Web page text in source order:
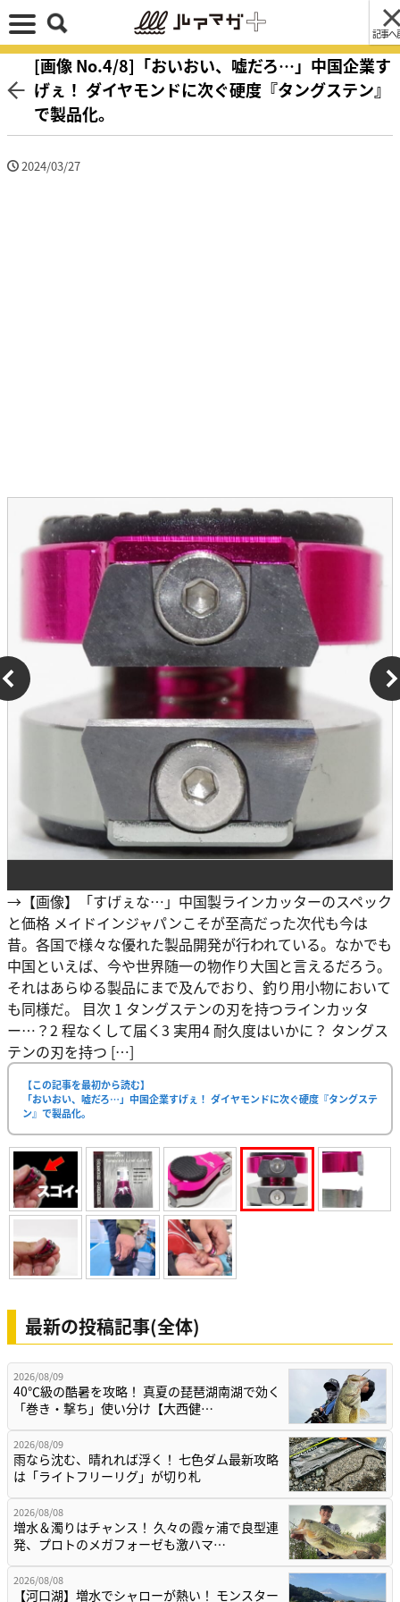
記事へ
[画像 No.4/8]「おいおい、嘘だろ…」中国企業す
げぇ！ ダイヤモンドに次ぐ硬度『タングステン』
で製品化。
2024/03/27
→【画像】「すげぇな…」中国製ラインカッターのスペック
と価格 メイドインジャパンこそが至高だった次代も今は
昔。各国で様々な優れた製品開発が行われている。なかでも
中国といえば、今や世界随一の物作り大国と言えるだろう。
それはあらゆる製品にまで及んでおり、釣り用小物において
も同様だ。 目次 1 タングステンの刃を持つラインカッタ
ー…？2 程なくして届く3 実用4 耐久度はいかに？ タングス
テンの刃を持つ […]
【この記事を最初から読む】
「おいおい、嘘だろ…」中国企業すげぇ！ ダイヤモンドに次ぐ硬度『タングステ
ン』で製品化。
最新の投稿記事(全体)
2026/08/09
40℃級の酷暑を攻略！ 真夏の琵琶湖南湖で効く
「巻き・撃ち」使い分け【大西健…
2026/08/09
雨なら沈む、晴れれば浮く！ 七色ダム最新攻略
は「ライトフリーリグ」が切り札
2026/08/08
増水＆濁りはチャンス！ 久々の霞ヶ浦で良型連
発、プロトのメガフォーゼも激ハマ…
2026/08/08
【河口湖】増水でシャローが熱い！ モンスター